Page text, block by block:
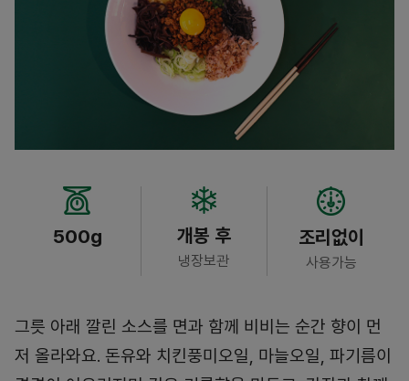
500g 개봉 후
냉장보관
조리없이
사용가능
그릇 아래 깔린 소스를 면과 함께 비비는 순간 향이 먼
저 올라와요. 돈유와 치킨풍미오일, 마늘오일, 파기름이